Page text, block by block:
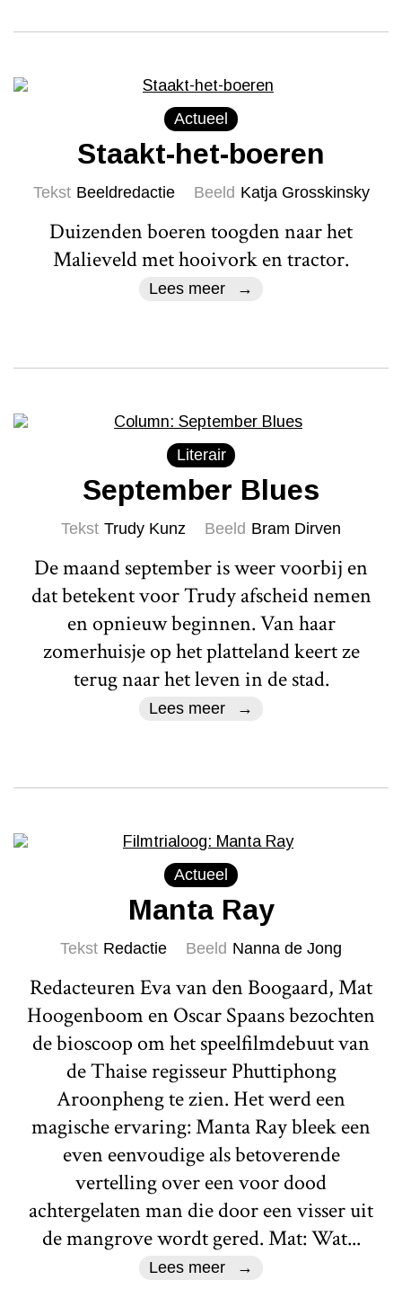
Actueel
Staakt-het-boeren
Tekst Beeldredactie Beeld Katja Grosskinsky
Duizenden boeren toogden naar het
Malieveld met hooivork en tractor.
Lees meer
Literair
September Blues
Tekst Trudy Kunz Beeld Bram Dirven
De maand september is weer voorbij en
dat betekent voor Trudy afscheid nemen
en opnieuw beginnen. Van haar
zomerhuisje op het platteland keert ze
terug naar het leven in de stad.
Lees meer
Actueel
Manta Ray
Tekst Redactie Beeld Nanna de Jong
Redacteuren Eva van den Boogaard, Mat
Hoogenboom en Oscar Spaans bezochten
de bioscoop om het speelfilmdebuut van
de Thaise regisseur Phuttiphong
Aroonpheng te zien. Het werd een
magische ervaring: Manta Ray bleek een
even eenvoudige als betoverende
vertelling over een voor dood
achtergelaten man die door een visser uit
de mangrove wordt gered. Mat: Wat...
Lees meer